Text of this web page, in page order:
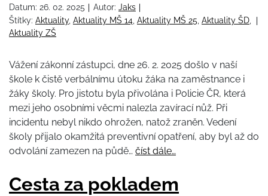
Datum: 26. 02. 2025 Autor: Jaks
Štítky: Aktuality, Aktuality MŠ 14 Aktuality MŠ 25 Aktuality ŠD
Aktuality ZŠ
Vážení zákonní zástupci, dne 26. 2. 2025 došlo v naší
škole k čistě verbálnímu útoku žáka na zaměstnance i
žáky školy. Pro jistotu byla přivolána i Policie ČR, která
mezi jeho osobními věcmi nalezla zavírací nůž. Při
incidentu nebyl nikdo ohrožen, natož zraněn. Vedení
školy přijalo okamžitá preventivní opatření, aby byl až do
odvolání zamezen na půdě… číst dále…
Cesta za pokladem